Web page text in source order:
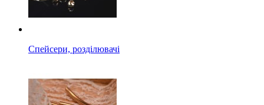
Спейсери, розділювачі